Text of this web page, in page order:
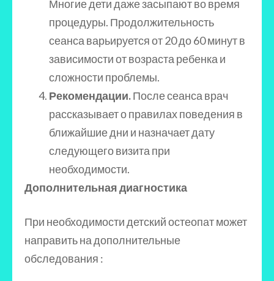
Многие дети даже засыпают во время
процедуры. Продолжительность
сеанса варьируется от 20 до 60 минут в
зависимости от возраста ребенка и
сложности проблемы.
Рекомендации.После сеанса врач
рассказывает о правилах поведения в
ближайшие дни и назначает дату
следующего визита при
необходимости.
Дополнительная диагностика
При необходимости детский остеопат может
направить на дополнительные
обследования :